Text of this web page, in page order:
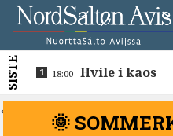
SISTE 18:00 -Hvile i kaos
<
🌞